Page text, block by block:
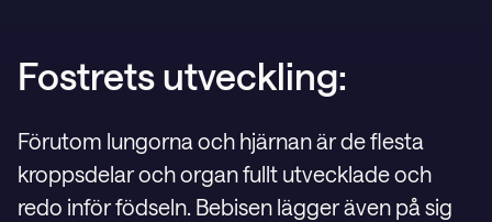
Fostrets utveckling:
Förutom lungorna och hjärnan är de flesta
kroppsdelar och organ fullt utvecklade och
redo inför födseln. Bebisen lägger även på sig